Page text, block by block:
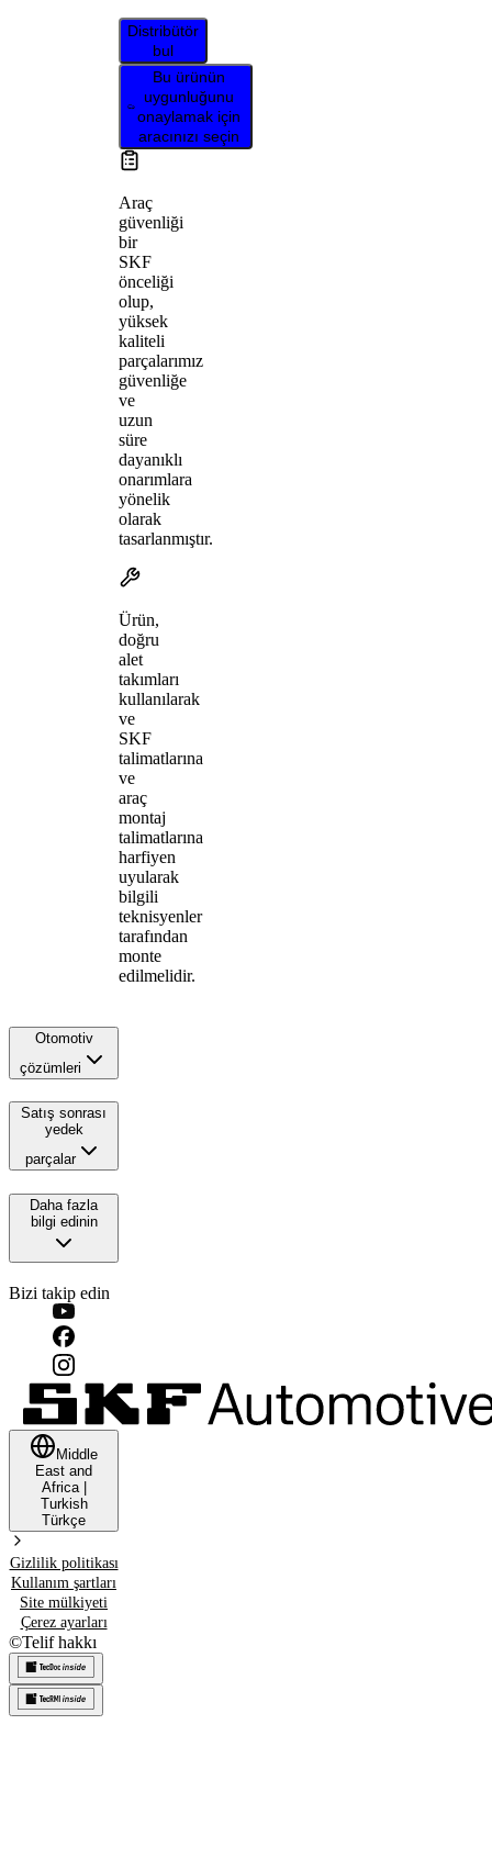
Distribütör
bul
Bu ürünün
uygunluğunu
onaylamak için
aracınızı seçin
Araç
güvenliği
bir
SKF
önceliği
olup,
yüksek
kaliteli
parçalarımız
güvenliğe
ve
uzun
süre
dayanıklı
onarımlara
yönelik
olarak
tasarlanmıştır.
Ürün,
doğru
alet
takımları
kullanılarak
ve
SKF
talimatlarına
ve
araç
montaj
talimatlarına
harfiyen
uyularak
bilgili
teknisyenler
tarafından
monte
edilmelidir.
Otomotiv
çözümleri
Satış sonrası
yedek
parçalar
Daha fazla
bilgi edinin
Bizi takip edin
Middle
East and
Africa|
Turkish
Türkçe
Gizlilik politikası
Kullanım şartları
Site mülkiyeti
Çerez ayarları
©Telif hakkı